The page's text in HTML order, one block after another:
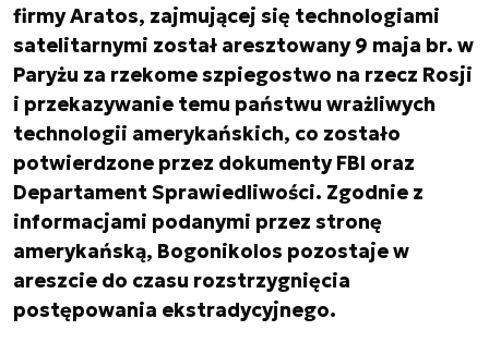
firmy Aratos, zajmującej się technologiami
satelitarnymi został aresztowany 9 maja br. w
Paryżu za rzekome szpiegostwo na rzecz Rosji
i przekazywanie temu państwu wrażliwych
technologii amerykańskich, co zostało
potwierdzone przez dokumenty FBI oraz
Departament Sprawiedliwości. Zgodnie z
informacjami podanymi przez stronę
amerykańską, Bogonikolos pozostaje w
areszcie do czasu rozstrzygnięcia
postępowania ekstradycyjnego.